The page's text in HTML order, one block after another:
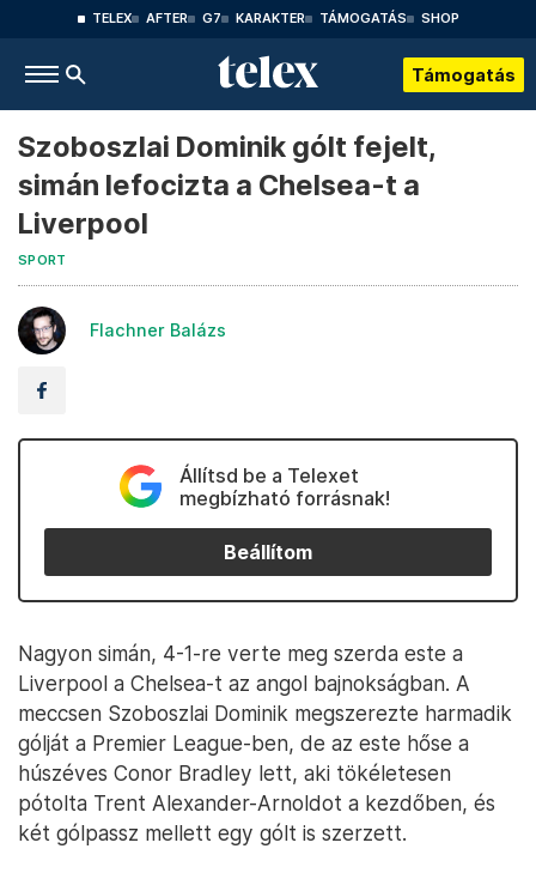
TELEX AFTER G7 KARAKTER TÁMOGATÁS SHOP
Támogatás
Szoboszlai Dominik gólt fejelt,
simán lefocizta a Chelsea-t a
Liverpool
SPORT
Flachner Balázs
Állítsd be a Telexet
megbízható forrásnak!
Beállítom
Nagyon simán, 4-1-re verte meg szerda este a
Liverpool a Chelsea-t az angol bajnokságban. A
meccsen Szoboszlai Dominik megszerezte harmadik
gólját a Premier League-ben, de az este hőse a
húszéves Conor Bradley lett, aki tökéletesen
pótolta Trent Alexander-Arnoldot a kezdőben, és
két gólpassz mellett egy gólt is szerzett.